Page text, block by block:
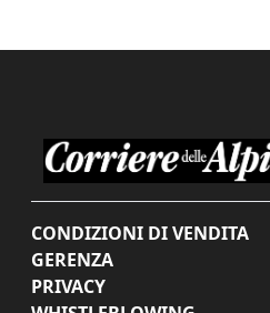
CONDIZIONI DI VENDITA
GERENZA
PRIVACY